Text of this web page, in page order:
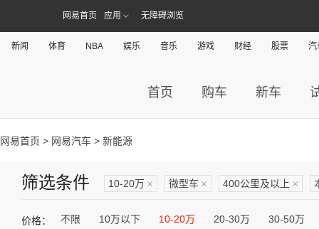
网易首页 应用 无障碍浏览
新闻 体育 NBA 娱乐 音乐 游戏 财经 股票 汽
首页 购车 新车
网易首页 > 网易汽车 > 新能源
筛选条件 10-20万 × 微型车 × 400公里及以上 ×
价格： 不限 10万以下 10-20万 20-30万 30-50万